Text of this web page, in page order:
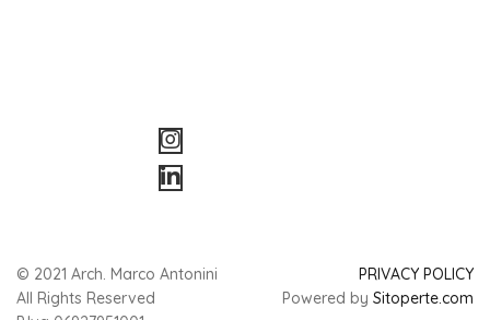
© 2021 Arch. Marco Antonini
All Rights Reserved
PRIVACY POLICY
Powered by Sitoperte.com